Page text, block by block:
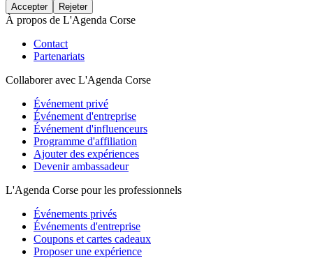
Accepter Rejeter
À propos de L'Agenda Corse
Contact
Partenariats
Collaborer avec L'Agenda Corse
Événement privé
Événement d'entreprise
Événement d'influenceurs
Programme d'affiliation
Ajouter des expériences
Devenir ambassadeur
L'Agenda Corse pour les professionnels
Événements privés
Événements d'entreprise
Coupons et cartes cadeaux
Proposer une expérience